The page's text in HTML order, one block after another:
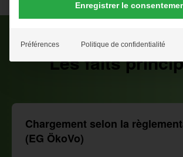
Les faits
Chargement selon la
(EG ÖkoVo)
Enregistrer le
Préférences Politique de confidentialité